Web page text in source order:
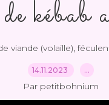
kébab
viande (volaille),
14.11.2023 …
Par petitbohnium